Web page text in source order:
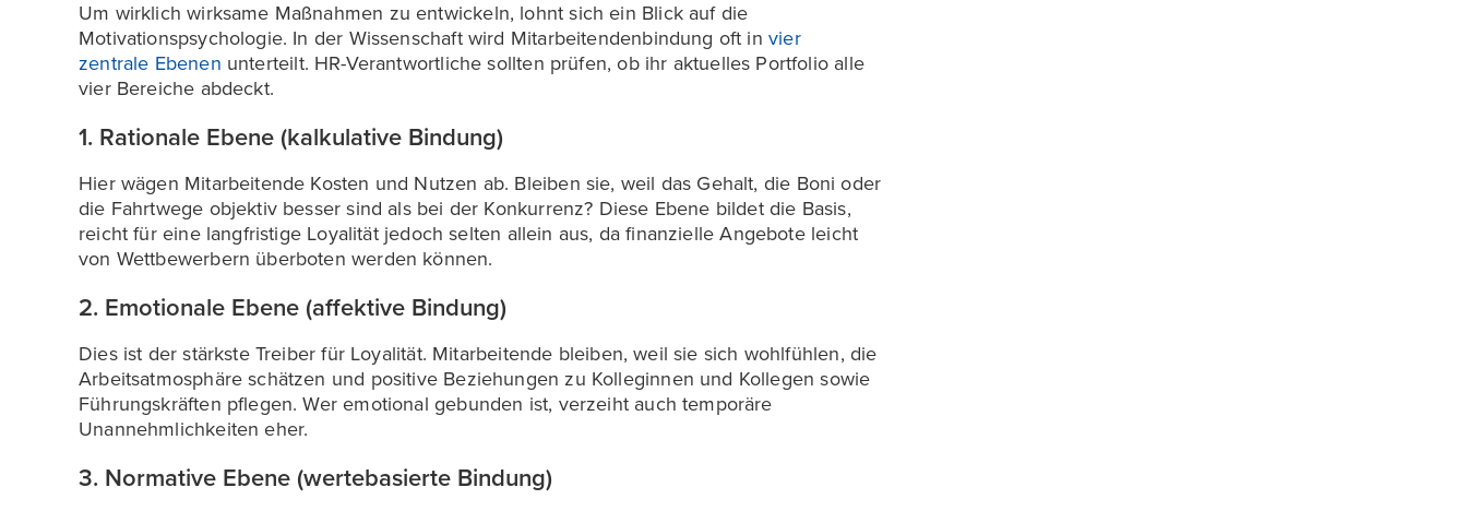
Um wirklich wirksame Maßnahmen zu entwickeln, lohnt sich ein Blick auf die
Motivationspsychologie. In der Wissenschaft wird Mitarbeitendenbindung oft invier
zentrale Ebenen unterteilt. HR-Verantwortliche sollten prüfen, ob ihr aktuelles Portfolio alle
vier Bereiche abdeckt.
1. Rationale Ebene (kalkulative Bindung)
Hier wägen Mitarbeitende Kosten und Nutzen ab. Bleiben sie, weil das Gehalt, die Boni oder
die Fahrtwege objektiv besser sind als bei der Konkurrenz? Diese Ebene bildet die Basis,
reicht für eine langfristige Loyalität jedoch selten allein aus, da finanzielle Angebote leicht
von Wettbewerbern überboten werden können.
2. Emotionale Ebene (affektive Bindung)
Dies ist der stärkste Treiber für Loyalität. Mitarbeitende bleiben, weil sie sich wohlfühlen, die
Arbeitsatmosphäre schätzen und positive Beziehungen zu Kolleginnen und Kollegen sowie
Führungskräften pflegen. Wer emotional gebunden ist, verzeiht auch temporäre
Unannehmlichkeiten eher.
3. Normative Ebene (wertebasierte Bindung)